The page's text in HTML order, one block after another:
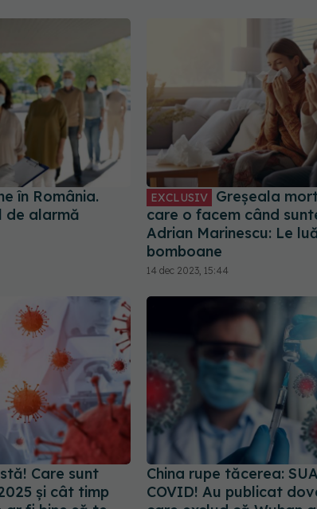
în România.
de alarmă
EXCLUSIV
Greșeala
care o facem când
Adrian Marinescu: Le
bomboane
14 dec 2023, 15:44
Care sunt
și cât timp
China rupe tăcerea:
COVID! Au publicat